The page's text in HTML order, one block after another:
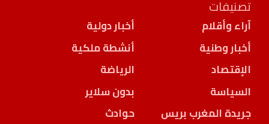
تصنيفات
آراء وأقلام
أخبار دولية
أخبار وطنية
أنشطة ملكية
الإقتصاد
الرياضة
السياسة
بدون سلاير
جريدة المغرب بريس
حوادث